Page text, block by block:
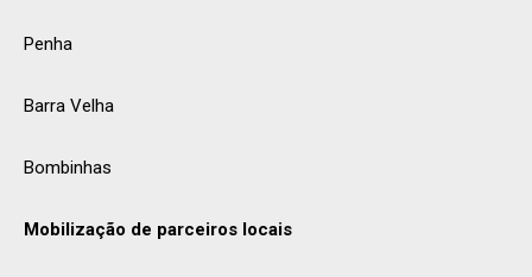
Penha
Barra Velha
Bombinhas
Mobilização de parceiros locais